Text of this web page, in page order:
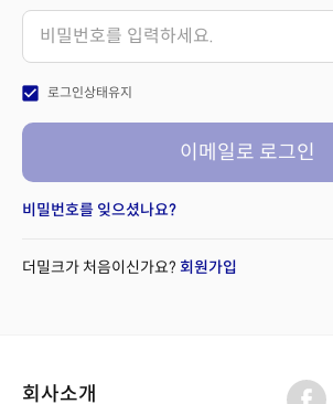
check_box 로그인상태유지
이메일로 로그인
비밀번호를 잊으셨나요?
더밀크가 처음이신가요? 회원가입
회사소개